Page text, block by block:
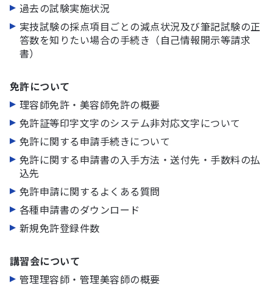
過去の試験実施状況
実技試験の採点項目ごとの減点状況及び筆記試験の正
答数を知りたい場合の手続き（自己情報開示等請求
書）
免許について
理容師免許・美容師免許の概要
免許証等印字文字のシステム非対応文字について
免許に関する申請手続きについて
免許に関する申請書の⼊⼿⽅法・送付先・⼿数料の払
込先
免許申請に関するよくある質問
各種申請書のダウンロード
新規免許登録件数
講習会について
管理理容師・管理美容師の概要